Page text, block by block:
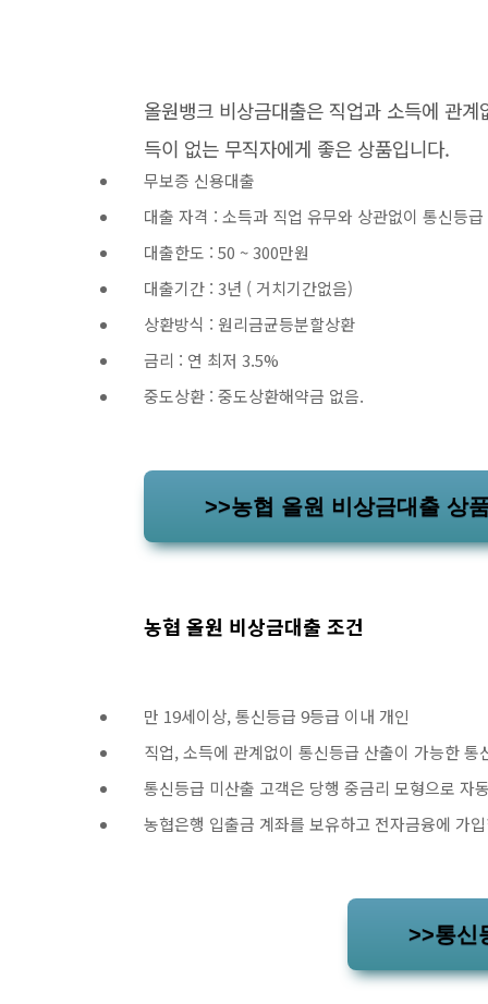
올원뱅크 비상금대출은 직업과 소득에 관
득이 없는 무직자에게 좋은 상품입니다.
무보증 신용대출
대출 자격 : 소득과 직업 유무와 상관없이 통신등
대출한도 : 50 ~ 300만원
대출기간 : 3년 ( 거치기간없음)
상환방식 : 원리금균등분할상환
금리 : 연 최저 3.5%
중도상환 : 중도상환해약금 없음.
>>농협 올원 비상금대출 상
농협 올원 비상금대출 조건
만 19세이상, 통신등급 9등급 이내 개인
직업, 소득에 관계없이 통신등급 산출이 가능한
통신등급 미산출 고객은 당행 중금리 모형으로 자
농협은행 입출금 계좌를 보유하고 전자금융에 가
>>통신